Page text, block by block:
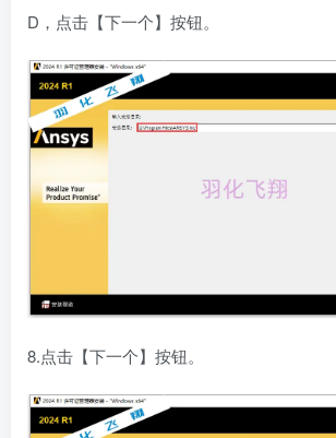
D，点击【下一个】按钮。
8.点击【下一个】按钮。